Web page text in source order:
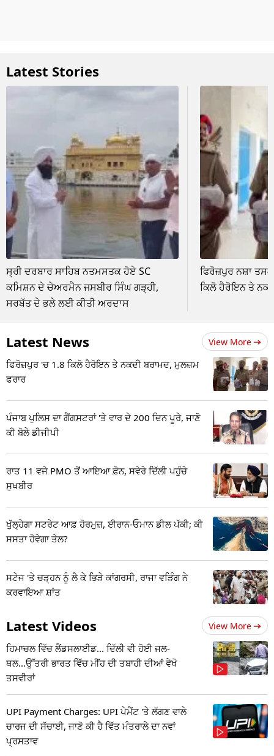
Latest Stories
ਸ੍ਰੀ ਦਰਬਾਰ ਸਾਹਿਬ ਨਤਮਸਤਕ ਹੋਏ SC
ਕਮਿਸ਼ਨ ਦੇ ਚੇਅਰਮੈਨ ਜਸਬੀਰ ਸਿੰਘ ਗੜ੍ਹੀ,
ਸਰਬੱਤ ਦੇ ਭਲੇ ਲਈ ਕੀਤੀ ਅਰਦਾਸ
ਫਿਰੋਜ਼ਪੁਰ ਨਸ਼ਾ
ਕਿਲੋ ਹੈਰੋਇਨ ਤੇ
Latest News View More
ਫਿਰੋਜ਼ਪੁਰ 'ਚ 1.8 ਕਿਲੋ ਹੈਰੋਇਨ ਤੇ ਨਕਦੀ ਬਰਾਮਦ, ਮੁਲਜ਼ਮ
ਫਰਾਰ
ਪੰਜਾਬ ਪੁਲਿਸ ਦਾ ਗੈਂਗਸਟਰਾਂ 'ਤੇ ਵਾਰ ਦੇ 200 ਦਿਨ ਪੂਰੇ, ਜਾਣੋ
ਕੀ ਬੋਲੇ ਡੀਜੀਪੀ
ਰਾਤ 11 ਵਜੇ PMO ਤੋਂ ਆਇਆ ਫ਼ੋਨ, ਸਵੇਰੇ ਦਿੱਲੀ ਪਹੁੰਚੇ
ਸੁਖਬੀਰ
ਖੁੱਲ੍ਹੇਗਾ ਸਟਰੇਟ ਆਫ਼ ਹੋਰਮੁਜ਼, ਈਰਾਨ-ਓਮਾਨ ਡੀਲ ਪੱਕੀ; ਕੀ
ਸਸਤਾ ਹੋਵੇਗਾ ਤੇਲ?
ਸਟੇਜ 'ਤੇ ਚੜ੍ਹਨ ਨੂੰ ਲੈ ਕੇ ਭਿੜੇ ਕਾਂਗਰਸੀ, ਰਾਜਾ ਵੜਿੰਗ ਨੇ
ਕਰਵਾਇਆ ਸ਼ਾਂਤ
Latest Videos View More
ਹਿਮਾਚਲ ਵਿੱਚ ਲੈਂਡਸਲਾਈਡ... ਦਿੱਲੀ ਵੀ ਹੋਈ ਜਲ-
ਥਲ...ਉੱਤਰੀ ਭਾਰਤ ਵਿੱਚ ਮੀਂਹ ਦੀ ਤਬਾਹੀ ਦੀਆਂ ਵੇਖੋ
ਤਸਵੀਰਾਂ
UPI Payment Charges: UPI ਪੇਮੈਂਟ 'ਤੇ ਲੱਗਣ ਵਾਲੇ
ਚਾਰਜ ਦੀ ਸੱਚਾਈ, ਜਾਣੋ ਕੀ ਹੈ ਵਿੱਤ ਮੰਤਰਾਲੇ ਦਾ ਨਵਾਂ
ਪ੍ਰਸਤਾਵ